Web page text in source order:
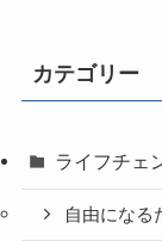
カテゴリー
ライフチェ
自由になる